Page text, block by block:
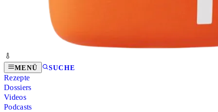
MENÜ SUCHE
Rezepte
Dossiers
Videos
Podcasts